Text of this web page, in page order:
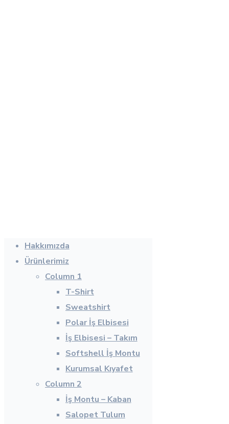
Hakkımızda
Ürünlerimiz
Column 1
T-Shirt
Sweatshirt
Polar İş Elbisesi
İş Elbisesi – Takım
Softshell İş Montu
Kurumsal Kıyafet
Column 2
İş Montu – Kaban
Salopet Tulum